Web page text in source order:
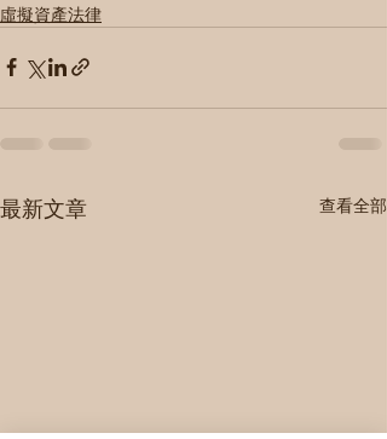
虛擬資產法律
最新文章 查看全部